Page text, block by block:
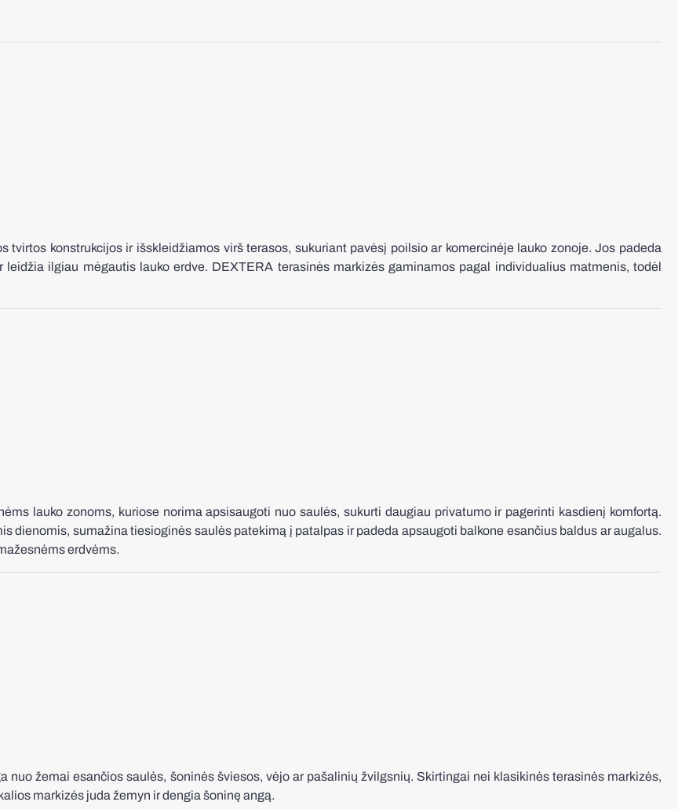
tvirtos konstrukcijos ir išskleidžiamos virš terasos, sukuriant pavėsį poilsio ar komercinėje lauko zonoje. Jos padeda
ilgiau mėgautis lauko erdve. DEXTERA terasinės markizės gaminamos pagal individualius matmenis, todėl
lauko zonoms, kuriose norima apsisaugoti nuo saulės, sukurti daugiau privatumo ir pagerinti kasdienį komfortą.
dienomis, sumažina tiesioginės saulės patekimą į patalpas ir padeda apsaugoti balkone esančius baldus ar augalus.
erdvėms.
nuo žemai esančios saulės, šoninės šviesos, vėjo ar pašalinių žvilgsnių. Skirtingai nei klasikinės terasinės markizės,
markizės juda žemyn ir dengia šoninę angą.